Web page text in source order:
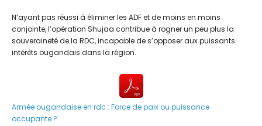
N’ayant pas réussi à éliminer les ADF et de moins en moins
conjointe, l’opération Shujaa contribue à rogner un peu plus la
souveraineté de la RDC, incapable de s’opposer aux puissants
intérêts ougandais dans la région.
Armée ougandaise en rdc : Force de paix ou puissance
occupante ?